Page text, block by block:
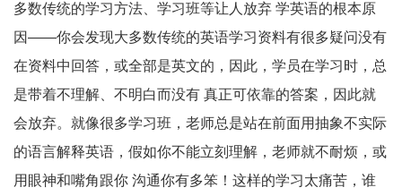
多数传统的学习方法、学习班等让人放弃 学英语的根本原
因——你会发现大多数传统的英语学习资料有很多疑问没有
在资料中回答，或全部是英文的，因此，学员在学习时，总
是带着不理解、不明白而没有 真正可依靠的答案，因此就
会放弃。就像很多学习班，老师总是站在前面用抽象不实际
的语言解释英语，假如你不能立刻理解，老师就不耐烦，或
用眼神和嘴角跟你 沟通你有多笨！这样的学习太痛苦，谁